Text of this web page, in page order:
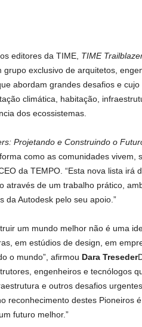
editores da TIME, TIME
grupo exclusivo de arquitetos,
abordam grandes desafios e
climática, habitação,
dos ecossistemas.
Projetando e Construindo o
como as comunidades vivem,
da TEMPO. “Esta nova lista irá
através de um trabalho prático,
da Autodesk pelo seu apoio.”
um mundo melhor não é uma
em estúdios de design, em
o mundo”, afirmou Dara Treseder
engenheiros e tecnólogos
e outros desafios
reconhecimento destes Pioneiros
futuro melhor.”